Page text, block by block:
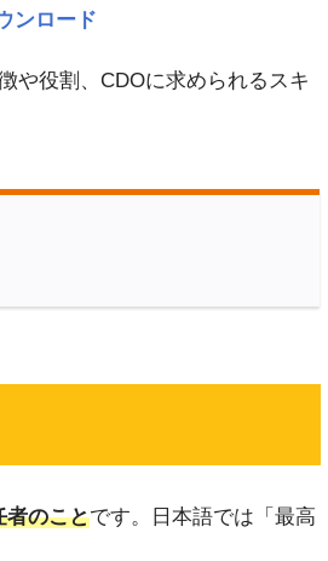
ンロード
や役割、CDOに求められるスキ
者のことです。日本語では「最高